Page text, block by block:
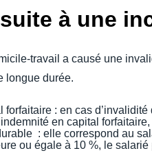
à une
travail a causé une
longue durée.
forfaitaire : en cas
en capital
: elle correspond au
ou égale à 10 %, le